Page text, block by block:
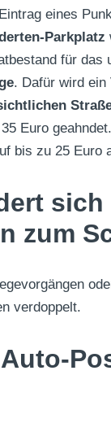
eines
Parkplatz
für das
. Dafür wird ein
Euro
bis zu 25 Euro
zum
verdoppelt.